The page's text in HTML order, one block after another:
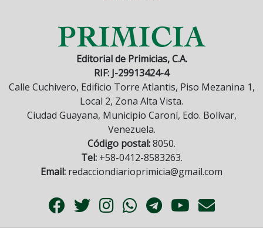
Editorial de Primicias, C.A.
RIF: J-29913424-4
Calle Cuchivero, Edificio Torre Atlantis, Piso Mezanina 1,
Local 2, Zona Alta Vista.
Ciudad Guayana, Municipio Caroní, Edo. Bolívar,
Venezuela.
Código postal:8050.
Tel:+58-0412-8583263.
Email: redacciondiarioprimicia@gmail.com